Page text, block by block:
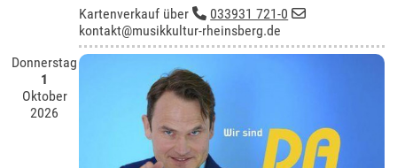
Kartenverkauf über
033931 721-0
kontakt@musikkultur-rheinsberg.de
Donnerstag
1
Oktober
2026